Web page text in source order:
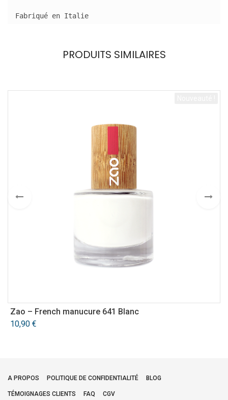
Fabriqué en Italie
PRODUITS SIMILAIRES
Zao – French manucure 641 Blanc
10,90 €
A PROPOS POLITIQUE DE CONFIDENTIALITÉ BLOG
TÉMOIGNAGES CLIENTS FAQ CGV